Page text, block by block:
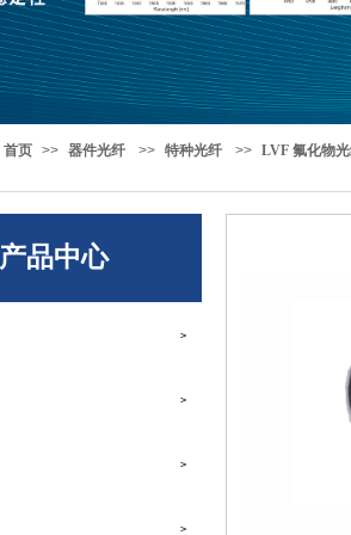
产品中心
>
>
>
>
首页 >> 器件光纤 >> 特种光纤 >> LVF 氟化物